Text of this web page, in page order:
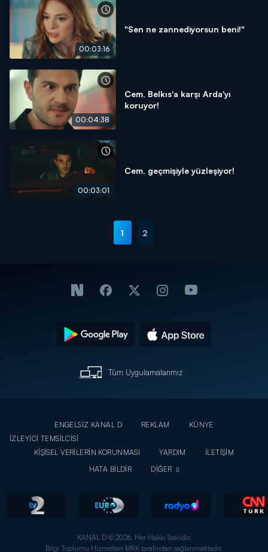
00:03:16
"Sen ne zannediyorsun beni!"
00:04:38
Cem, Belkıs'a karşı Arda'yı
koruyor!
00:03:01
Cem, geçmişiyle yüzleşiyor!
1 2
Tüm Uygulamalarımız
ENGELSİZ KANAL D REKLAM
KÜNYE
İZLEYİCİ TEMSİLCİSİ
KİŞİSEL VERİLERİN KORUNMASI
YARDIM
İLETİŞİM
HATA BİLDİR
DİĞER
KANAL D © 2026. Her Hakkı Saklıdır.
Bilgi Toplumu Hizmetleri MKK tarafından sağlanmaktadır.